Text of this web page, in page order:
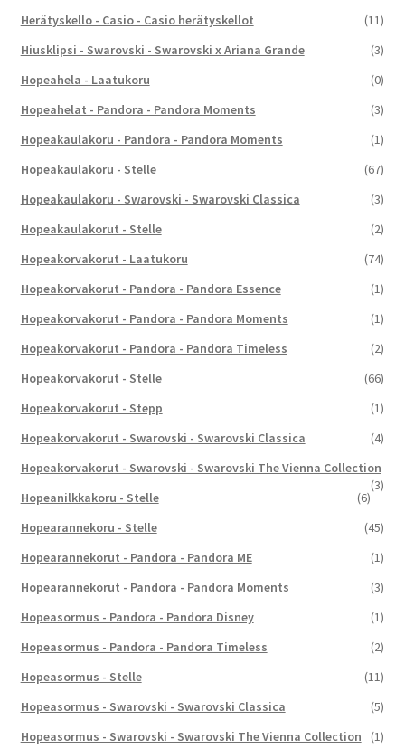
Herätyskello - Casio - Casio herätyskellot
(11)
Hiusklipsi - Swarovski - Swarovski x Ariana Grande
(3)
Hopeahela - Laatukoru
(0)
Hopeahelat - Pandora - Pandora Moments
(3)
Hopeakaulakoru - Pandora - Pandora Moments
(1)
Hopeakaulakoru - Stelle
(67)
Hopeakaulakoru - Swarovski - Swarovski Classica
(3)
Hopeakaulakorut - Stelle
(2)
Hopeakorvakorut - Laatukoru
(74)
Hopeakorvakorut - Pandora - Pandora Essence
(1)
Hopeakorvakorut - Pandora - Pandora Moments
(1)
Hopeakorvakorut - Pandora - Pandora Timeless
(2)
Hopeakorvakorut - Stelle
(66)
Hopeakorvakorut - Stepp
(1)
Hopeakorvakorut - Swarovski - Swarovski Classica
(4)
Hopeakorvakorut - Swarovski - Swarovski The Vienna Collection
(3)
Hopeanilkkakoru - Stelle
(6)
Hopearannekoru - Stelle
(45)
Hopearannekorut - Pandora - Pandora ME
(1)
Hopearannekorut - Pandora - Pandora Moments
(3)
Hopeasormus - Pandora - Pandora Disney
(1)
Hopeasormus - Pandora - Pandora Timeless
(2)
Hopeasormus - Stelle
(11)
Hopeasormus - Swarovski - Swarovski Classica
(5)
Hopeasormus - Swarovski - Swarovski The Vienna Collection
(1)